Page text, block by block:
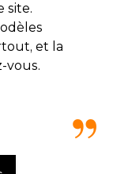
site.
et la
vous.